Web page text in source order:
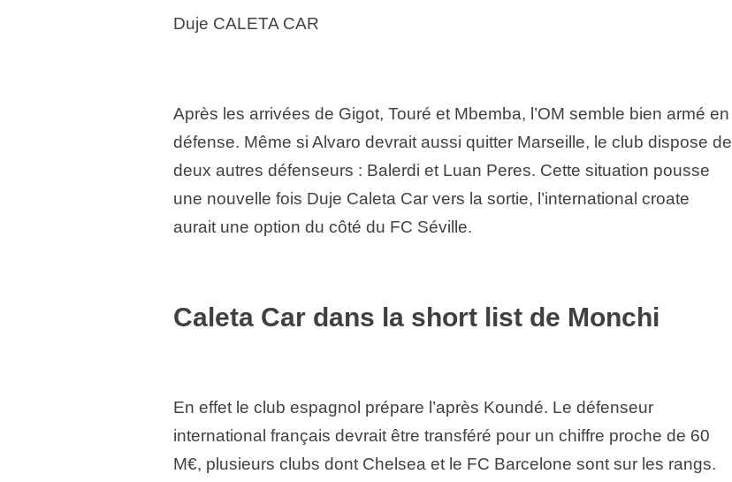
Duje CALETA CAR
Après les arrivées de Gigot, Touré et Mbemba, l’OM semble bien armé en
défense. Même si Alvaro devrait aussi quitter Marseille, le club dispose de
deux autres défenseurs : Balerdi et Luan Peres. Cette situation pousse
une nouvelle fois Duje Caleta Car vers la sortie, l’international croate
aurait une option du côté du FC Séville.
Caleta Car dans la short list de Monchi
En effet le club espagnol prépare l’après Koundé. Le défenseur
international français devrait être transféré pour un chiffre proche de 60
M€, plusieurs clubs dont Chelsea et le FC Barcelone sont sur les rangs.